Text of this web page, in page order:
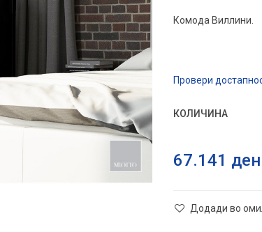
Комода Виллини.
Провери
КОЛИЧИНА
67.141
Додади во